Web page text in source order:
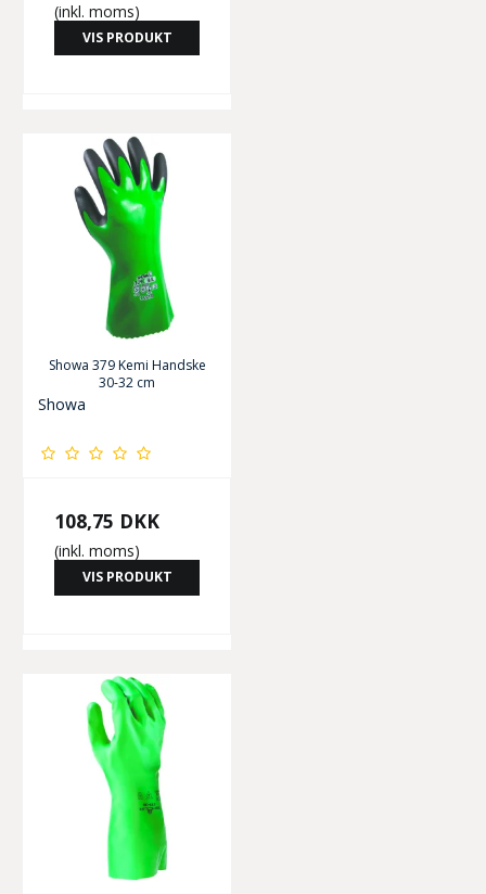
(inkl. moms)
VIS PRODUKT
Showa 379 Kemi Handske
30-32 cm
Showa
108,75 DKK
(inkl. moms)
VIS PRODUKT